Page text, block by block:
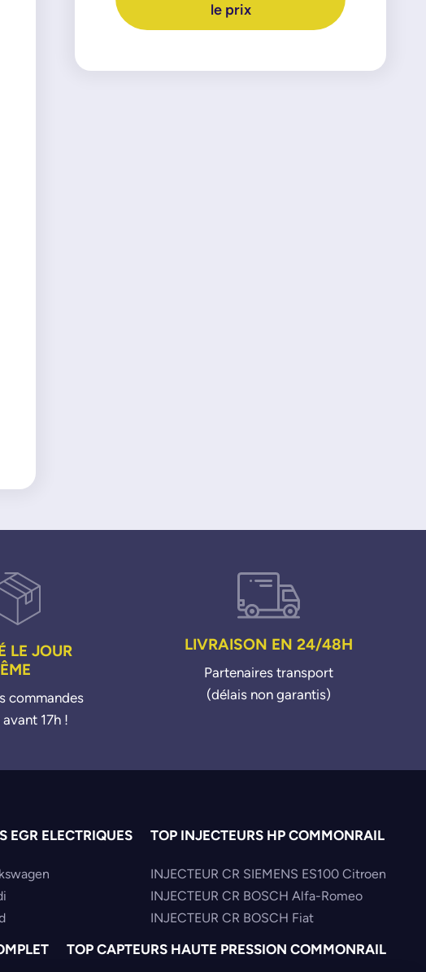
le prix
LE JOUR
commandes
17h !
LIVRAISON EN 24/48H
Partenaires transport
(délais non garantis)
EGR ELECTRIQUES TOP INJECTEURS HP COMMONRAIL
INJECTEUR CR SIEMENS ES100 Citroen
INJECTEUR CR BOSCH Alfa-Romeo
INJECTEUR CR BOSCH Fiat
TOP CAPTEURS HAUTE PRESSION COMMONRAIL